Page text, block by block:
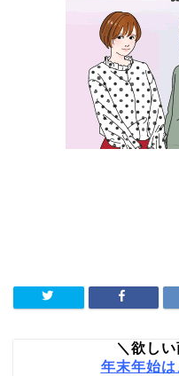
＼欲し
年末年始は